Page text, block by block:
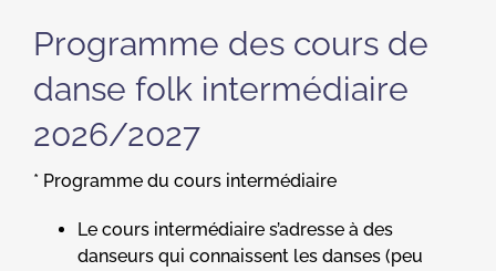
Programme des cours de
danse folk intermédiaire
2026/2027
* Programme du cours intermédiaire
Le cours intermédiaire s’adresse à des
danseurs qui connaissent les danses (peu